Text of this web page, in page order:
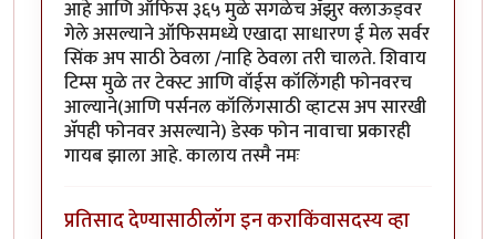
आहे आणि ऑफिस ३६५ मुळे सगळेच अ‍ॅझुर क्लाऊड्वर
गेले असल्याने ऑफिसमध्ये एखादा साधारण ई मेल सर्वर
सिंक अप साठी ठेवला /नाहि ठेवला तरी चालते. शिवाय
टिम्स मुळे तर टेक्स्ट आणि वॉईस कॉलिंगही फोनवरच
आल्याने(आणि पर्सनल कॉलिंगसाठी व्हाटस अप सारखी
अ‍ॅपही फोनवर असल्याने) डेस्क फोन नावाचा प्रकारही
गायब झाला आहे. कालाय तस्मै नमः
प्रतिसाद देण्यासाठीलॉग इन कराकिंवासदस्य व्हा